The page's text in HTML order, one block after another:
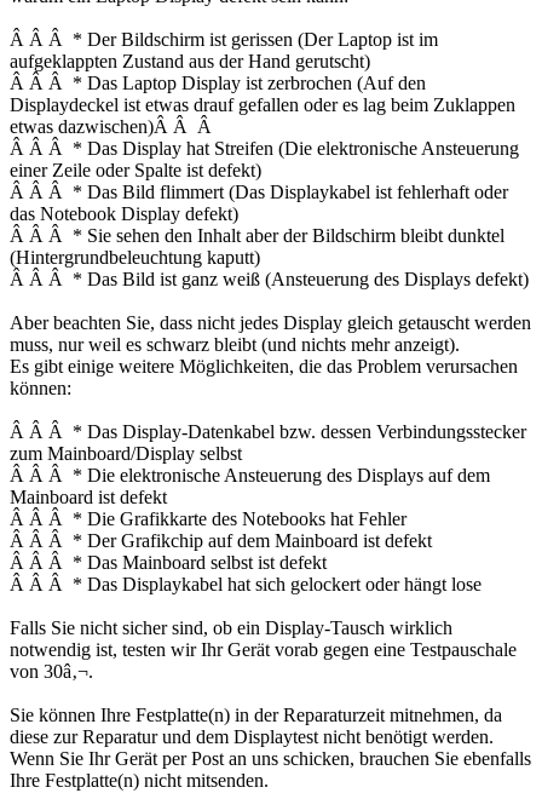
Â Â Â * Der Bildschirm ist gerissen (Der Laptop ist im
aufgeklappten Zustand aus der Hand gerutscht)
Â Â Â * Das Laptop Display ist zerbrochen (Auf den
Displaydeckel ist etwas drauf gefallen oder es lag beim Zuklappen
etwas dazwischen)Â Â Â
Â Â Â * Das Display hat Streifen (Die elektronische Ansteuerung
einer Zeile oder Spalte ist defekt)
Â Â Â * Das Bild flimmert (Das Displaykabel ist fehlerhaft oder
das Notebook Display defekt)
Â Â Â * Sie sehen den Inhalt aber der Bildschirm bleibt dunktel
(Hintergrundbeleuchtung kaputt)
Â Â Â * Das Bild ist ganz weiß (Ansteuerung des Displays defekt)
Aber beachten Sie, dass nicht jedes Display gleich getauscht werden
muss, nur weil es schwarz bleibt (und nichts mehr anzeigt).
Es gibt einige weitere Möglichkeiten, die das Problem verursachen
können:
Â Â Â * Das Display-Datenkabel bzw. dessen Verbindungsstecker
zum Mainboard/Display selbst
Â Â Â * Die elektronische Ansteuerung des Displays auf dem
Mainboard ist defekt
Â Â Â * Die Grafikkarte des Notebooks hat Fehler
Â Â Â * Der Grafikchip auf dem Mainboard ist defekt
Â Â Â * Das Mainboard selbst ist defekt
Â Â Â * Das Displaykabel hat sich gelockert oder hängt lose
Falls Sie nicht sicher sind, ob ein Display-Tausch wirklich
notwendig ist, testen wir Ihr Gerät vorab gegen eine Testpauschale
von 30â‚¬.
Sie können Ihre Festplatte(n) in der Reparaturzeit mitnehmen, da
diese zur Reparatur und dem Displaytest nicht benötigt werden.
Wenn Sie Ihr Gerät per Post an uns schicken, brauchen Sie ebenfalls
Ihre Festplatte(n) nicht mitsenden.